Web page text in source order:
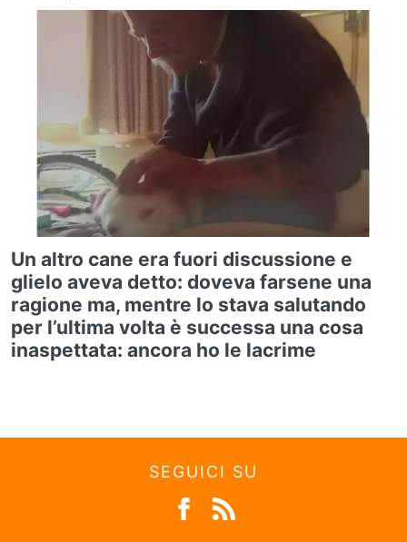
Un altro cane era fuori discussione e
glielo aveva detto: doveva farsene una
ragione ma, mentre lo stava salutando
per l’ultima volta è successa una cosa
inaspettata: ancora ho le lacrime
SEGUICI SU